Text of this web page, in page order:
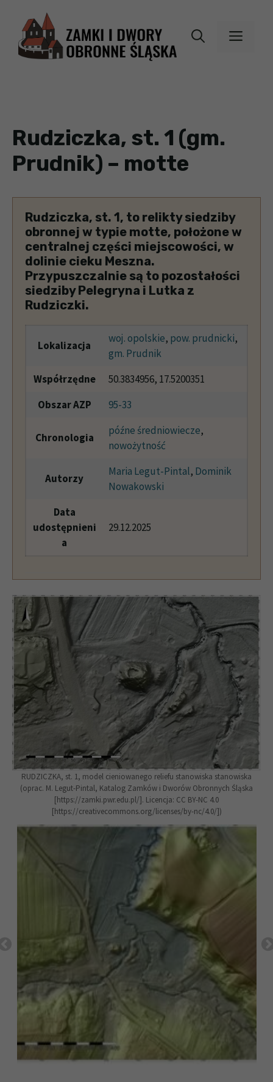
treści
Rudziczka, st. 1 (gm.
Prudnik) – motte
Rudziczka, st. 1, to relikty siedziby
obronnej w typie motte, położone w
centralnej części miejscowości, w
dolinie cieku Meszna.
Przypuszczalnie są to pozostałości
siedziby Pelegryna i Lutka z
Rudziczki.
Lokalizacja
woj. opolskie, pow. prudnicki,
gm. Prudnik
Współrzędne
50.3834956, 17.5200351
Obszar AZP
95-33
Chronologia
późne średniowiecze,
nowożytność
Autorzy
Maria Legut-Pintal, Dominik
Nowakowski
Data
udostępnieni
a
29.12.2025
RUDZICZKA, st. 1, model cieniowanego reliefu stanowiska stanowiska
(oprac. M. Legut-Pintal, Katalog Zamków i Dworów Obronnych Śląska
[https://zamki.pwr.edu.pl/]. Licencja: CC BY-NC 4.0
[https://creativecommons.org/licenses/by-nc/4.0/])